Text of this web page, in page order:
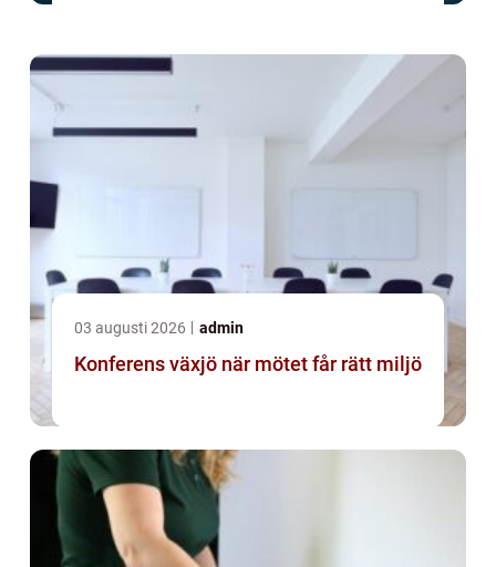
03 augusti 2026 admin
Konferens växjö när mötet får rätt miljö